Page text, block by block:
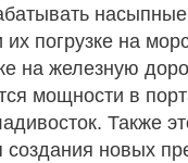
погрузке на
на железную
мощности в
Также
создания новых